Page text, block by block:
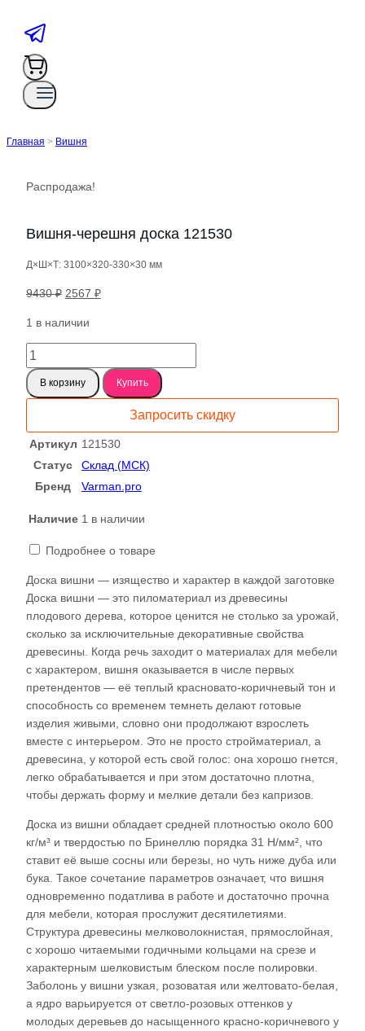
Главная > Вишня
Распродажа!
Вишня-черешня доска 121530
Д×Ш×Т: 3100×320-330×30 мм
9430₽ Первоначальная
составляла
9430 ₽.
2567 ₽Текущая
1 в наличии
Количество
товара
Вишня-
черешня
121530
В корзину Купить
Запросить скидку
Артикул 121530
Статус
Склад (МСК)
Бренд
Varman.pro
Наличие 1 в наличии
Подробнее о товаре
Доска вишни — изящество и характер в каждой заготовке
Доска вишни — это пиломатериал из древесины
плодового дерева, которое ценится не столько за урожай,
сколько за исключительные декоративные свойства
древесины. Когда речь заходит о материалах для мебели
с характером, вишня оказывается в числе первых
претендентов — её теплый красновато-коричневый тон и
способность со временем темнеть делают готовые
изделия живыми, словно они продолжают взрослеть
вместе с интерьером. Это не просто стройматериал, а
древесина, у которой есть свой голос: она хорошо гнется,
легко обрабатывается и при этом достаточно плотна,
чтобы держать форму и мелкие детали без капризов.​
Доска из вишни обладает средней плотностью около 600
кг/м³ и твердостью по Бринеллю порядка 31 Н/мм², что
ставит её выше сосны или березы, но чуть ниже дуба или
бука. Такое сочетание параметров означает, что вишня
одновременно податлива в работе и достаточно прочна
для мебели, которая прослужит десятилетиями.
Структура древесины мелковолокнистая, прямослойная,
с хорошо читаемыми годичными кольцами на срезе и
характерным шелковистым блеском после полировки.
Заболонь у вишни узкая, розоватая или желтовато-белая,
а ядро варьируется от светло-розовых оттенков у
молодых деревьев до насыщенного красно-коричневого у